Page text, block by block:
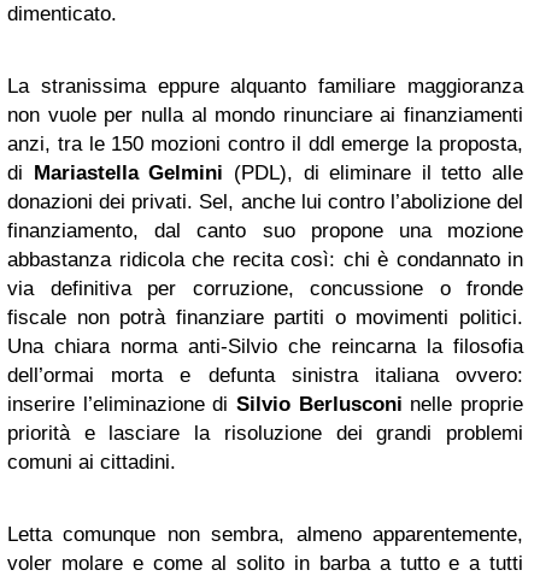
dimenticato.
La stranissima eppure alquanto familiare maggioranza
non vuole per nulla al mondo rinunciare ai finanziamenti
anzi, tra le 150 mozioni contro il ddl emerge la proposta,
di Mariastella Gelmini (PDL), di eliminare il tetto alle
donazioni dei privati. Sel, anche lui contro l’abolizione del
finanziamento, dal canto suo propone una mozione
abbastanza ridicola che recita così: chi è condannato in
via definitiva per corruzione, concussione o fronde
fiscale non potrà finanziare partiti o movimenti politici.
Una chiara norma anti-Silvio che reincarna la filosofia
dell’ormai morta e defunta sinistra italiana ovvero:
inserire l’eliminazione di Silvio Berlusconi nelle proprie
priorità e lasciare la risoluzione dei grandi problemi
comuni ai cittadini.
Letta comunque non sembra, almeno apparentemente,
voler molare e come al solito in barba a tutto e a tutti